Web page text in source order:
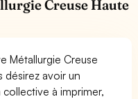
Creuse Haute
Métallurgie Creuse
désirez avoir un
à imprimer,